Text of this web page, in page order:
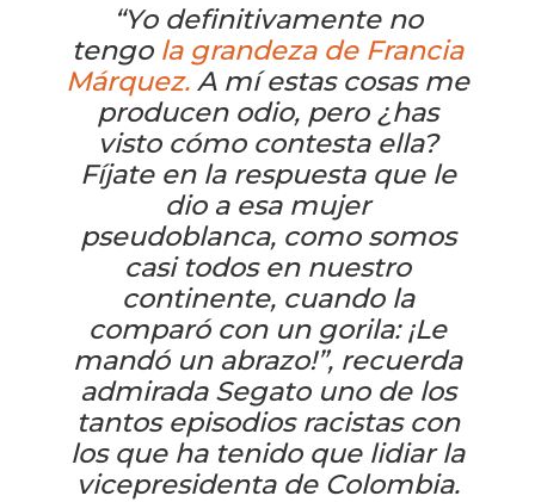
“Yo definitivamente no
tengo la grandeza de Francia
Márquez. A mí estas cosas me
producen odio, pero ¿has
visto cómo contesta ella?
Fíjate en la respuesta que le
dio a esa mujer
pseudoblanca, como somos
casi todos en nuestro
continente, cuando la
comparó con un gorila: ¡Le
mandó un abrazo!”, recuerda
admirada Segato uno de los
tantos episodios racistas con
los que ha tenido que lidiar la
vicepresidenta de Colombia.